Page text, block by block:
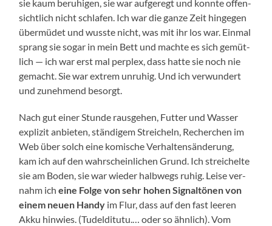
sie kaum beru­hi­gen, sie war auf­ge­regt und konn­te offen­
sicht­lich nicht schla­fen. Ich war die gan­ze Zeit hin­ge­gen
über­mü­det und wuss­te nicht, was mit ihr los war. Ein­mal
sprang sie sogar in mein Bett und mach­te es sich gemüt­
lich — ich war erst mal per­plex, dass hat­te sie noch nie
gemacht. Sie war extrem unru­hig. Und ich ver­wun­dert
und zuneh­mend besorgt.
Nach gut einer Stun­de raus­ge­hen, Fut­ter und Was­ser
expli­zit anbie­ten, stän­di­gem Strei­cheln, Recher­chen im
Web über solch eine komi­sche Ver­hal­tens­än­de­rung,
kam ich auf den wahr­schein­li­chen Grund. Ich strei­chel­te
sie am Boden, sie war wie­der halb­wegs ruhig. Lei­se ver­
nahm icheine Fol­ge von sehr hohen Signal­tö­nen von
einem neu­en Han­dy im Flur, dass auf den fast lee­ren
Akku hin­wies. (Tudel­dit­u­tu.… oder so ähn­lich). Vom